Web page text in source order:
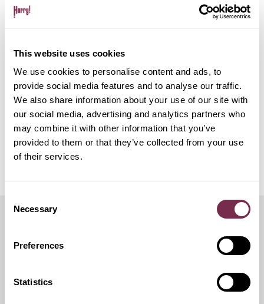
This website uses cookies
We use cookies to personalise content and ads, to
provide social media features and to analyse our traffic.
We also share information about your use of our site with
our social media, advertising and analytics partners who
may combine it with other information that you’ve
provided to them or that they’ve collected from your use
of their services.
Consent
Selection
Necessary
Preferences
Statistics
Gestione pratiche amministrative e multe
Gestione del noleggio tramite app su dispositivo
mobile
ALPHABET PAPERLESS Digital Onboarding
Off Mode: sospensione temporanea del noleggio
Ritiro Usato